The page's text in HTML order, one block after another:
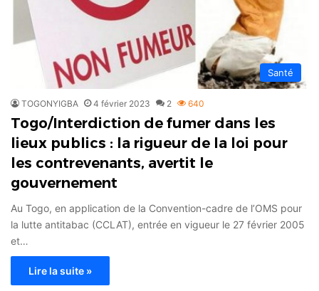
Santé
TOGONYIGBA 4 février 2023 2 640
Togo/Interdiction de fumer dans les
lieux publics : la rigueur de la loi pour
les contrevenants, avertit le
gouvernement
Au Togo, en application de la Convention-cadre de l’OMS pour
la lutte antitabac (CCLAT), entrée en vigueur le 27 février 2005
et…
Lire la suite »